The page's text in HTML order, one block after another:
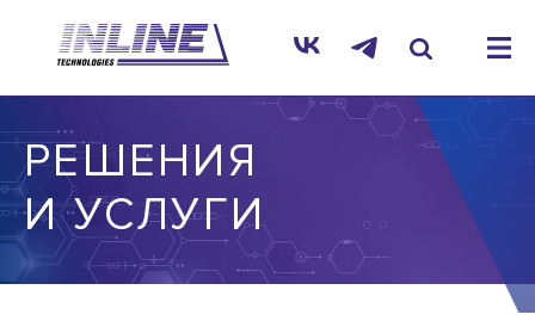
РЕШЕНИЯ
И УСЛУГИ